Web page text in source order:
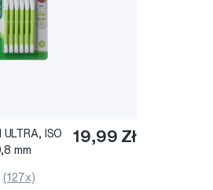
ISO
mm
19,99 Zł
(127x)